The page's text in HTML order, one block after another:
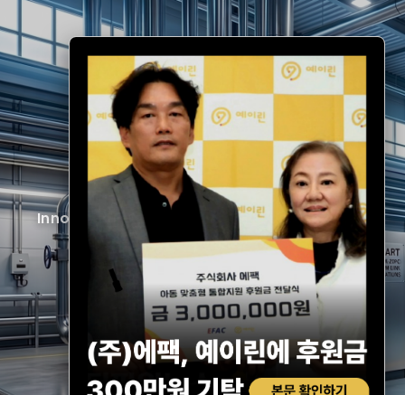
ENERONE
혁신적인 에너지 솔루션의 리더
Innovative Energy Solution Leader ENERONE
→ 에너원(주) 바로가기